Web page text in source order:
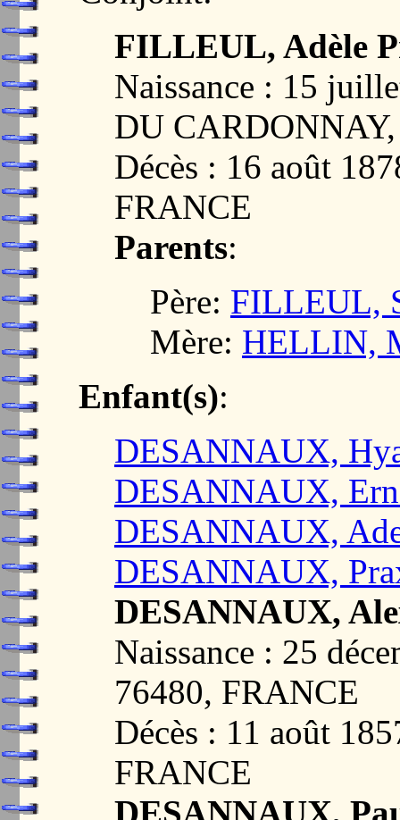
FILLEUL, Adèle
Naissance : 15
DU
Décès : 16 août
FRANCE
Parents:
Père: FILLEUL,
Mère: HELLIN,
Enfant(s):
DESANNAUX,
DESANNAUX,
DESANNAUX,
DESANNAUX,
DESANNAUX,
Naissance : 25
76480, FRANCE
Décès : 11 août
FRANCE
DESANNAUX,